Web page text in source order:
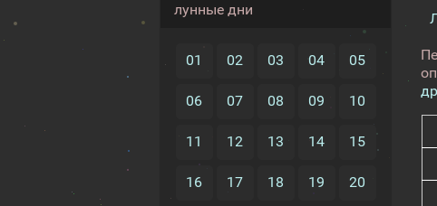
лунные дни
01 02 03 04 05
06 07 08 09 10
11 12 13 14 15
16 17 18 19 20